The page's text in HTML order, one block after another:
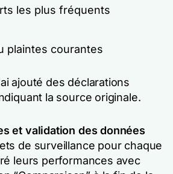
les plus fréquents
plaintes courantes
ajouté des déclarations
la source originale.
et validation des données
de surveillance pour chaque
leurs performances avec